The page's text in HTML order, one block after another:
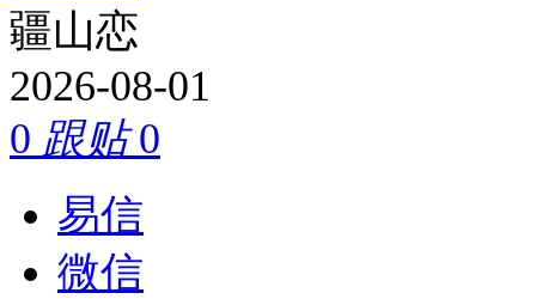
疆山恋
2026-08-01
0 跟贴0
易信
微信